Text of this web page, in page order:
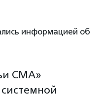
информацией об
СМА»